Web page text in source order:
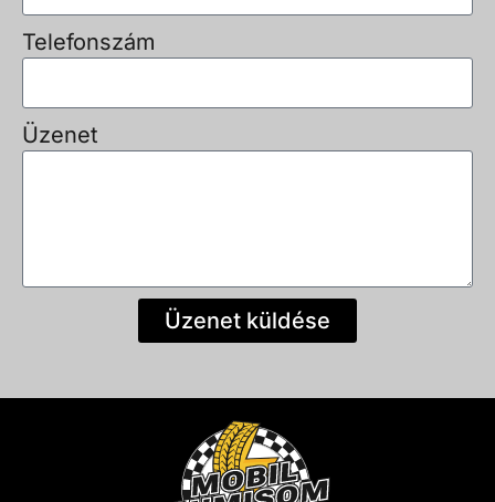
Telefonszám
Üzenet
Üzenet küldése